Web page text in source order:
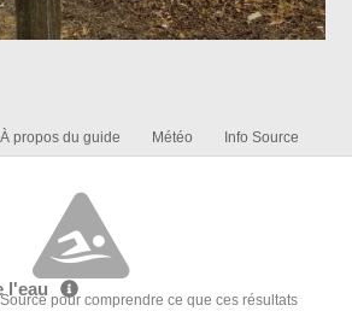
À propos du guide Météo Info Source
l'eau pour comprendre ce que ces résultats